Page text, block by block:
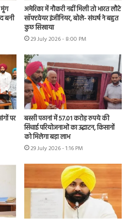
मूंग
बनी
अमेरिका में नौकरी नहीं मिली तो भारत लौटे
सॉफ्टवेयर इंजीनियर, बोले- संघर्ष ने बहुत
कुछ सिखाया
29 July 2026 - 8:00 PM
पर
बस्सी पठानां में 57.01 करोड़ रुपये की
सिंचाई परियोजनाओं का उद्घाटन, किसानों
को मिलेगा बड़ा लाभ
29 July 2026 - 1:16 PM